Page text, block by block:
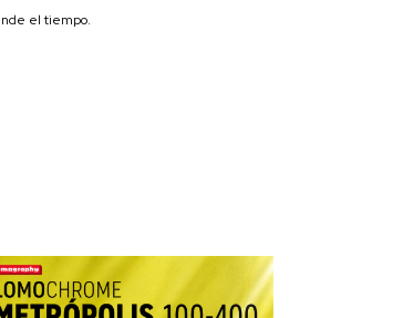
el tiempo.